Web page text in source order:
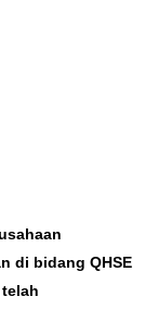
di bidang QHSE